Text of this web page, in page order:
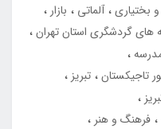
بختیاری آلماتی
بازار
های گردشگری استان تهران
تاجیکستان تبریز
فرهنگ و هنر